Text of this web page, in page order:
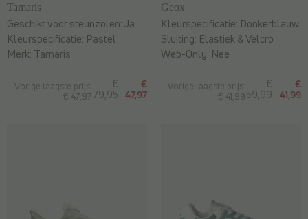
Tamaris
Vorige laagste prijs:
€ 47,97
€
79,95
€
47,97
Geschikt voor steunzolen:Ja
Kleurspecificatie: Pastel
Merk: Tamaris
Geox
Vorige laagste prijs:
€ 41,99
€
59,99
€
41,99
Kleurspecificatie: Donkerblauw
Sluiting: Elastiek & Velcro
Web-Only: Nee